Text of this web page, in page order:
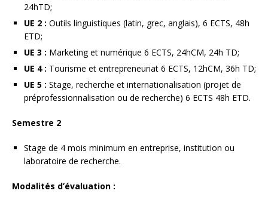
24hTD;
UE 2 : Outils linguistiques (latin, grec, anglais), 6 ECTS, 48h
ETD;
UE 3 : Marketing et numérique 6 ECTS, 24hCM, 24h TD;
UE 4 : Tourisme et entrepreneuriat 6 ECTS, 12hCM, 36h TD;
UE 5 : Stage, recherche et internationalisation (projet de
préprofessionnalisation ou de recherche) 6 ECTS 48h ETD.
Semestre 2
Stage de 4 mois minimum en entreprise, institution ou
laboratoire de recherche.
Modalités d’évaluation :